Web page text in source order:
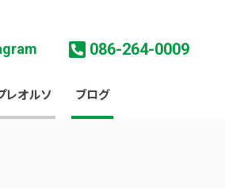
086-264-0009
レオルソ ブログ